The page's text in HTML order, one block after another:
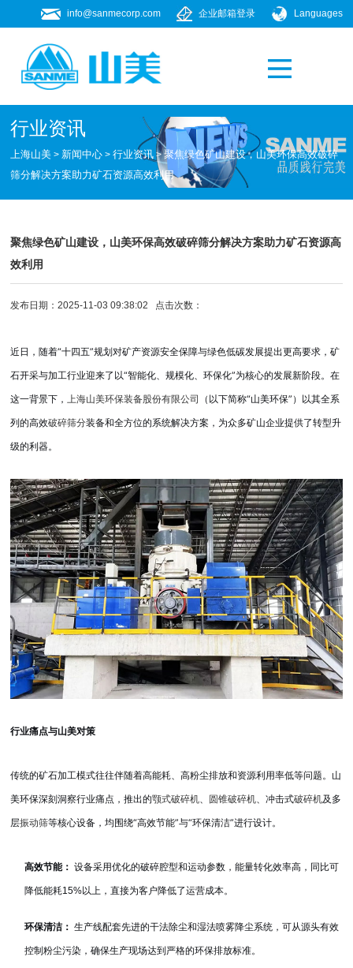
Languages
企业邮箱登录
info@sanmecorp.com
行业资讯
上海山美 > 新闻中心 >行业资讯 >聚焦绿色矿山建设，山美环保高效破碎
筛分解决方案助力矿石资源高效利用
聚焦绿色矿山建设，山美环保高效破碎筛分解决方案助力矿石资源高
效利用
发布日期：2025-11-03 09:38:02 点击次数：
近日，随着“十四五”规划对矿产资源安全保障与绿色低碳发展提出更高要求，矿
石开采与加工行业迎来了以“智能化、规模化、环保化”为核心的发展新阶段。在
这一背景下，
上海山美环保装备股份有限公司
（以下简称“山美环保”）以其全系
列的高效破碎筛分装备和全方位的系统解决方案，为众多矿山企业提供了转型升
级的利器。
行业痛点与山美对策
传统的矿石加工模式往往伴随着高能耗、高粉尘排放和资源利用率低等问题。山
美环保深刻洞察行业痛点，推出的颚式破碎机、 圆锥破碎机、冲击式破碎机及多
层振动筛等核心设备，均围绕“高效节能”与“环保清洁”进行设计。
高效节能： 设备采用优化的破碎腔型和运动参数，能量转化效率高，同比可
降低能耗15%以上，直接为客户降低了运营成本。
环保清洁： 生产线配套先进的干法除尘和湿法喷雾降尘系统，可从源头有效
控制粉尘污染，确保生产现场达到严格的环保排放标准。